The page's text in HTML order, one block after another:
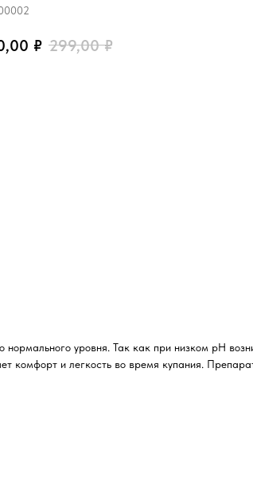
₽ 299,00 ₽
уровня. Так как при низком pH
комфорт и легкость во время купания.